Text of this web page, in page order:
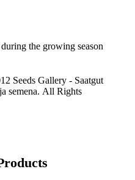
the growing season
Seeds Gallery - Saatgut
semena. All Rights